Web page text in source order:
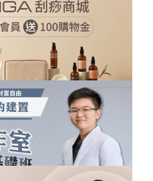
屬複習平台(限專研實...
程下架時
13284
城
程下架時
9822
0